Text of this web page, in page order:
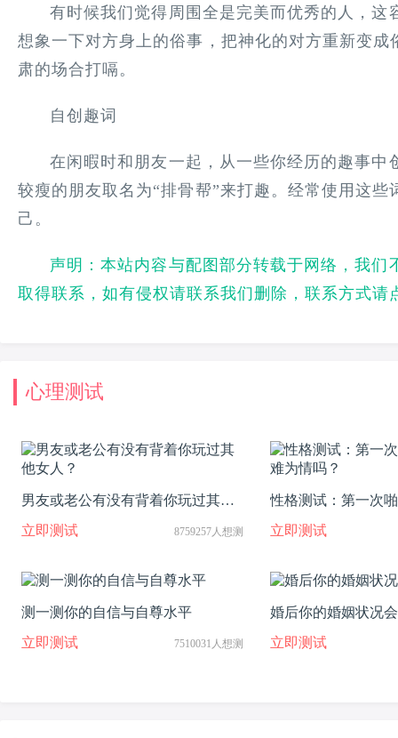
有时候我们觉得周围全是完美而优秀的人，
想象一下对方身上的俗事，把神化的对方重新变
肃的场合打嗝。
自创趣词
在闲暇时和朋友一起，从一些你经历的趣事
较瘦的朋友取名为“排骨帮”来打趣。经常使用这
己。
声明：本站内容与配图部分转载于网络，我
取得联系，如有侵权请联系我们删除，联系方式请
心理测试
男友或老公有没有背着你玩过其他
女人？
立即测试 8759257人想测
性格测试：第一次
为情吗？
立即测试
测一测你的自信与自尊水平
立即测试
7510031人想测
婚后你的婚姻状况
立即测试